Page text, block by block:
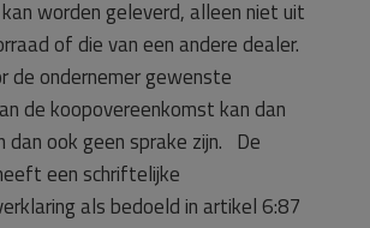
worden geleverd, alleen niet uit
of die van een andere dealer.
de ondernemer gewenste
de koopovereenkomst kan dan
dan ook geen sprake zijn. De
een schriftelijke
als bedoeld in artikel 6:87